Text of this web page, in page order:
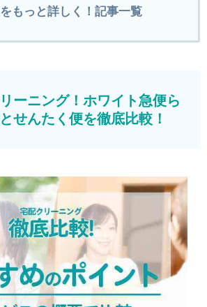
もっと詳しく！記事一覧
ーニング！ホワイト急便ら
せんたく便を徹底比較！